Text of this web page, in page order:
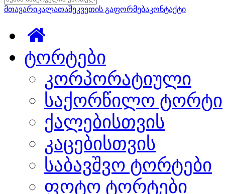
მთავარიკალათაშეკვეთის გაფორმებაკონტაქტი
ტორტები
კორპორატიული
საქორწილო ტორტი
ქალებისთვის
კაცებისთვის
საბავშვო ტორტები
ფოტო ტორტები